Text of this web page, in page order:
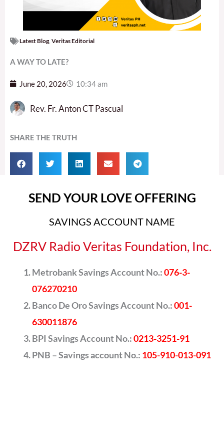
Latest Blog Veritas Editorial
A WAY TO LATE?
June 20, 2026 10:34 am
Rev. Fr. Anton CT Pascual
SHARE THE TRUTH
SEND YOUR LOVE OFFERING
SAVINGS ACCOUNT NAME
DZRV Radio Veritas Foundation, Inc.
Metrobank Savings Account No.:076-3-
076270210
Banco De Oro Savings Account No.:001-
630011876
BPI Savings Account No.:0213-3251-91
PNB – Savings account No.: 105-910-013-091